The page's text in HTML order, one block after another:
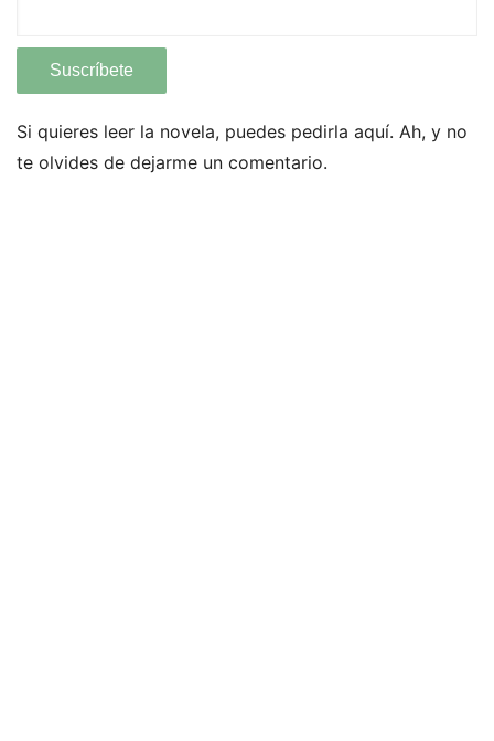
Si quieres leer la novela, puedes pedirla aquí. Ah, y no
te olvides de dejarme un comentario.